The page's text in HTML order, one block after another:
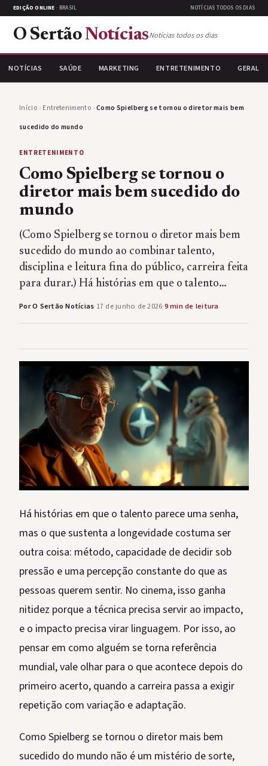
EDIÇÃO ONLINE · BRASIL NOTÍCIAS TODOS OS DIAS
O Sertão NotíciasNotícias todos os dias
NOTÍCIAS SAÚDE MARKETING ENTRETENIMENTO GERAL
Início › Entretenimento ›Como Spielberg se tornou o diretor mais bem
sucedido do mundo
ENTRETENIMENTO
Como Spielberg se tornou o
diretor mais bem sucedido do
mundo
(Como Spielberg se tornou o diretor mais bem
sucedido do mundo ao combinar talento,
disciplina e leitura fina do público, carreira feita
para durar.) Há histórias em que o talento…
Por O Sertão Notícias·17 de junho de 2026·9 min de leitura
Há histórias em que o talento parece uma senha,
mas o que sustenta a longevidade costuma ser
outra coisa: método, capacidade de decidir sob
pressão e uma percepção constante do que as
pessoas querem sentir. No cinema, isso ganha
nitidez porque a técnica precisa servir ao impacto,
e o impacto precisa virar linguagem. Por isso, ao
pensar em como alguém se torna referência
mundial, vale olhar para o que acontece depois do
primeiro acerto, quando a carreira passa a exigir
repetição com variação e adaptação.
Como Spielberg se tornou o diretor mais bem
sucedido do mundo não é um mistério de sorte,